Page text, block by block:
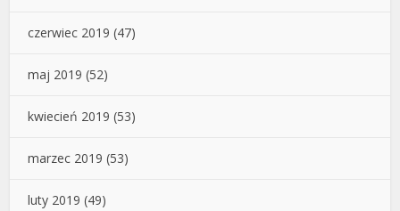
czerwiec 2019 (47)
maj 2019 (52)
kwiecień 2019 (53)
marzec 2019 (53)
luty 2019 (49)